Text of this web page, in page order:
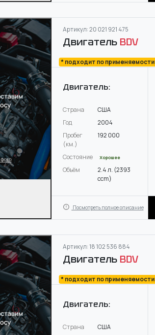
Артикул: 20 021 921 475
Двигатель BDV
* подходит по применяемости
Двигатель:
Страна
США
Год
2004
Пробег
(км.)
192 000
Состояние Хорошее
Объём
2.4 л. (2393
ccm)
Посмотреть полное описание
Артикул: 18 102 536 884
Двигатель BDV
* подходит по применяемости
Двигатель:
Страна
США